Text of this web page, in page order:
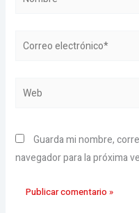
Correo
Web
Guarda mi nombre,
navegador para la próxima